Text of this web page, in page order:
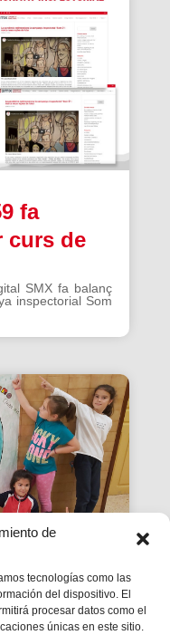
de
tecnologías como las
del dispositivo. El
procesar datos como el
únicas en este sitio.
fa
curs de
SMX fa balanç
inspectorial Som
hace